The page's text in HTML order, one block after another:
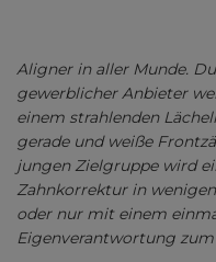
Aligner in aller Munde.
gewerblicher Anbieter
einem strahlenden
gerade und weiße
jungen Zielgruppe wird
Zahnkorrektur in
oder nur mit einem
Eigenverantwortung